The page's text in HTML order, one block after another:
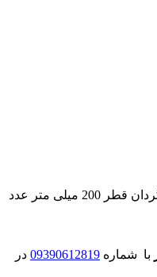
با شماره 09390612819 در